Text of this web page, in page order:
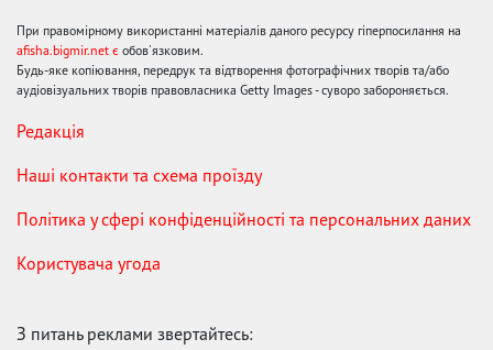
При правомірному використанні матеріалів даного ресурсу гіперпосилання на
afisha.bigmir.net є обов'язковим.
Будь-яке копіювання, передрук та відтворення фотографічних творів та/або
аудіовізуальних творів правовласника Getty Images - суворо забороняється.
Редакція
Наші контакти та схема проїзду
Політика у сфері конфіденційності та персональних даних
Користувача угода
З питань реклами звертайтесь: